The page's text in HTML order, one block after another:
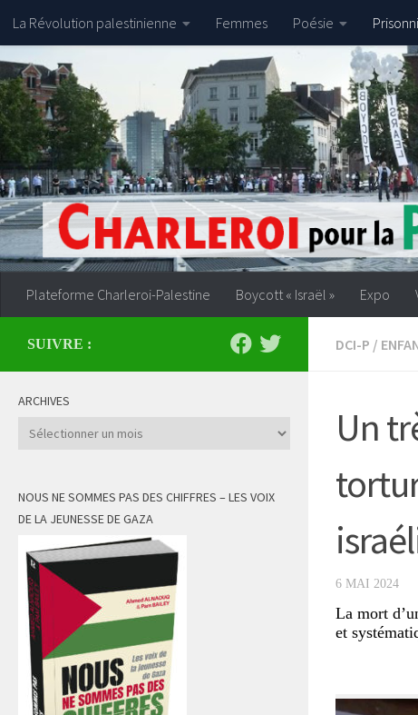
Skip to content
La Révolution palestinienne Femmes Poésie
Plateforme Charleroi-Palestine Boycott « Israël » Expo
DCI-P /
Un
6 MAI 2024
La mort
et
SUIVRE :
ARCHIVES
Archives
NOUS NE SOMMES PAS DES CHIFFRES – LES VOIX
DE LA JEUNESSE DE GAZA